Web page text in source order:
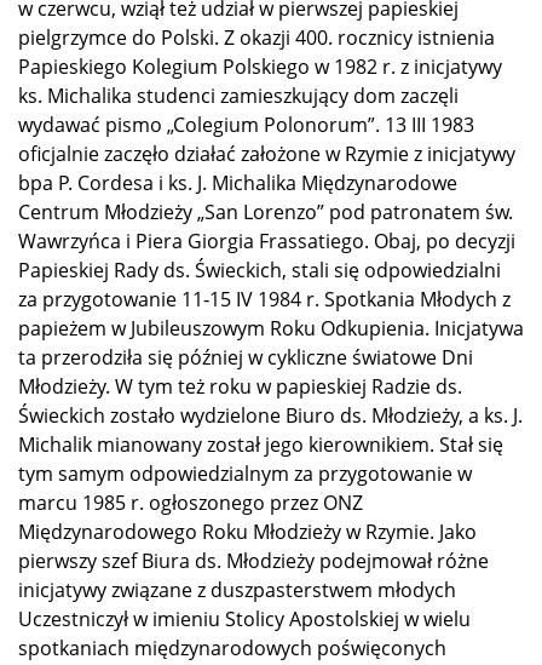
w czerwcu, wziął też udział w pierwszej papieskiej
pielgrzymce do Polski. Z okazji 400. rocznicy istnienia
Papieskiego Kolegium Polskiego w 1982 r. z inicjatywy
ks. Michalika studenci zamieszkujący dom zaczęli
wydawać pismo „Colegium Polonorum”. 13 III 1983
oficjalnie zaczęło działać założone w Rzymie z inicjatywy
bpa P. Cordesa i ks. J. Michalika Międzynarodowe
Centrum Młodzieży „San Lorenzo” pod patronatem św.
Wawrzyńca i Piera Giorgia Frassatiego. Obaj, po decyzji
Papieskiej Rady ds. Świeckich, stali się odpowiedzialni
za przygotowanie 11‑15 IV 1984 r. Spotkania Młodych z
papieżem w Jubileuszowym Roku Odkupienia. Inicjatywa
ta przerodziła się później w cykliczne światowe Dni
Młodzieży. W tym też roku w papieskiej Radzie ds.
Świeckich zostało wydzielone Biuro ds. Młodzieży, a ks. J.
Michalik mianowany został jego kierownikiem. Stał się
tym samym odpowiedzialnym za przygotowanie w
marcu 1985 r. ogłoszonego przez ONZ
Międzynarodowego Roku Młodzieży w Rzymie. Jako
pierwszy szef Biura ds. Młodzieży podejmował różne
inicjatywy związane z duszpasterstwem młodych
Uczestniczył w imieniu Stolicy Apostolskiej w wielu
spotkaniach międzynarodowych poświęconych